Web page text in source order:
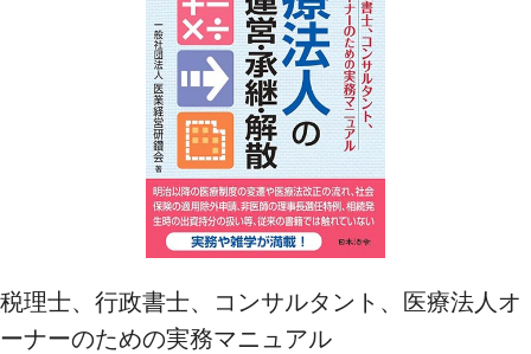
税理士、行政書士、コンサルタント、医療法人オ
ーナーのための実務マニュアル